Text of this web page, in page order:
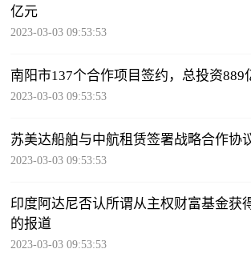
亿元
2023-03-03 09:53:53
南阳市137个合作项目签约，总投资889
2023-03-03 09:53:53
苏美达船舶与中航租赁签署战略合作协
2023-03-03 09:53:53
印度阿达尼否认所谓从主权财富基金获
的报道
2023-03-03 09:53:53